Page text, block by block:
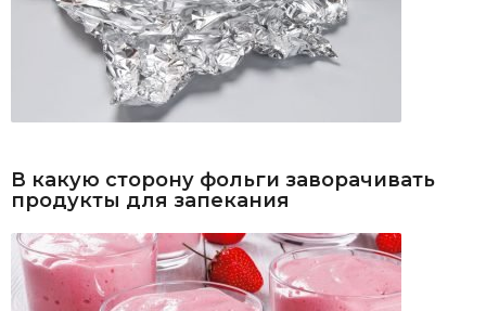
В какую сторону фольги заворачивать
продукты для запекания